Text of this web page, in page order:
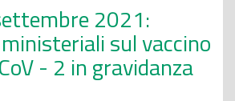
2021:
sul vaccino
- 2 in gravidanza